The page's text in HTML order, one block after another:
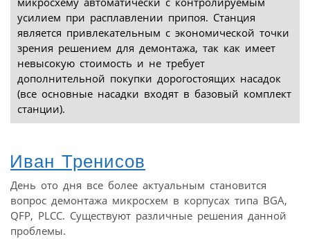
усилием при расплавлении припоя. Станция
является привлекательным с экономической точки
зрения решением для демонтажа, так как имеет
невысокую стоимость и не требует
дополнительной покупки дорогостоящих насадок
(все основные насадки входят в базовый комплект
станции).
Иван Тренисов
День ото дня все более актуальным становится
вопрос демонтажа микросхем в корпусах типа BGA,
QFP, PLCC. Существуют различные решения данной
проблемы.